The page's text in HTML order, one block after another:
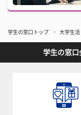
学生の窓口トップ 大学生活
学生の窓口